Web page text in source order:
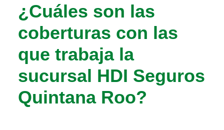
¿Cuáles son las
coberturas con las
que trabaja la
sucursal HDI Seguros
Quintana Roo?